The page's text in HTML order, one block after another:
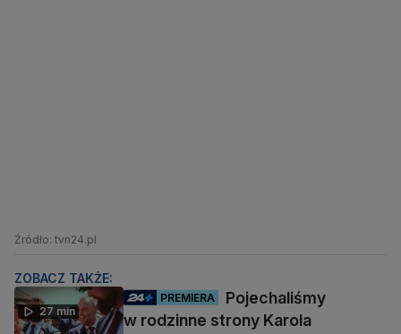
Źródło: tvn24.pl
ZOBACZ TAKŻE:
27 min
PREMIERA
Pojechaliśmy
w rodzinne strony Karola